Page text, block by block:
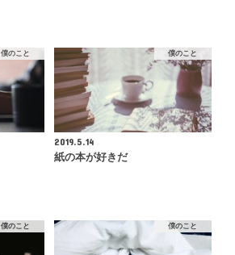
僕のこと 僕のこと
2019.5.14
紙の本が好きだ
僕のこと 僕のこと